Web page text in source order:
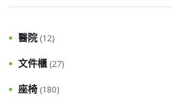
醫院 (12)
文件櫃 (27)
座椅 (180)